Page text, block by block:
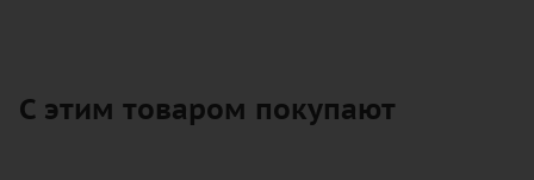
С этим товаром покупают